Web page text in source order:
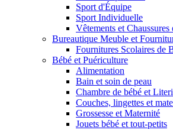
Sport d'Équipe
Sport Individuelle
Vêtements et Chaussures
Bureautique Meuble et
Fournitures Scolaires de
Bébé et Puériculture
Alimentation
Bain et soin de peau
Chambre de bébé et
Couches, lingettes et
Grossesse et Maternité
Jouets bébé et tout-petits